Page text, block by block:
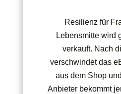
Resilienz für
Lebensmitte wird
verkauft. Nach
verschwindet das
aus dem Shop
Anbieter bekommt